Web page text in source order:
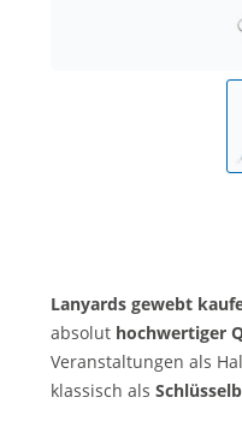
Lanyards gewebt
absolut hochwertiger
Veranstaltungen als
klassisch als